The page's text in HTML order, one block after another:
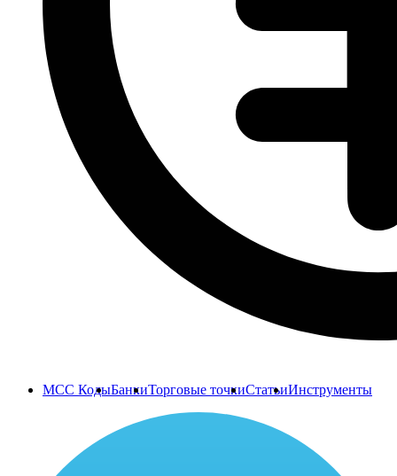
MCC КодыБанкиТорговые точкиСтатьиИнструменты